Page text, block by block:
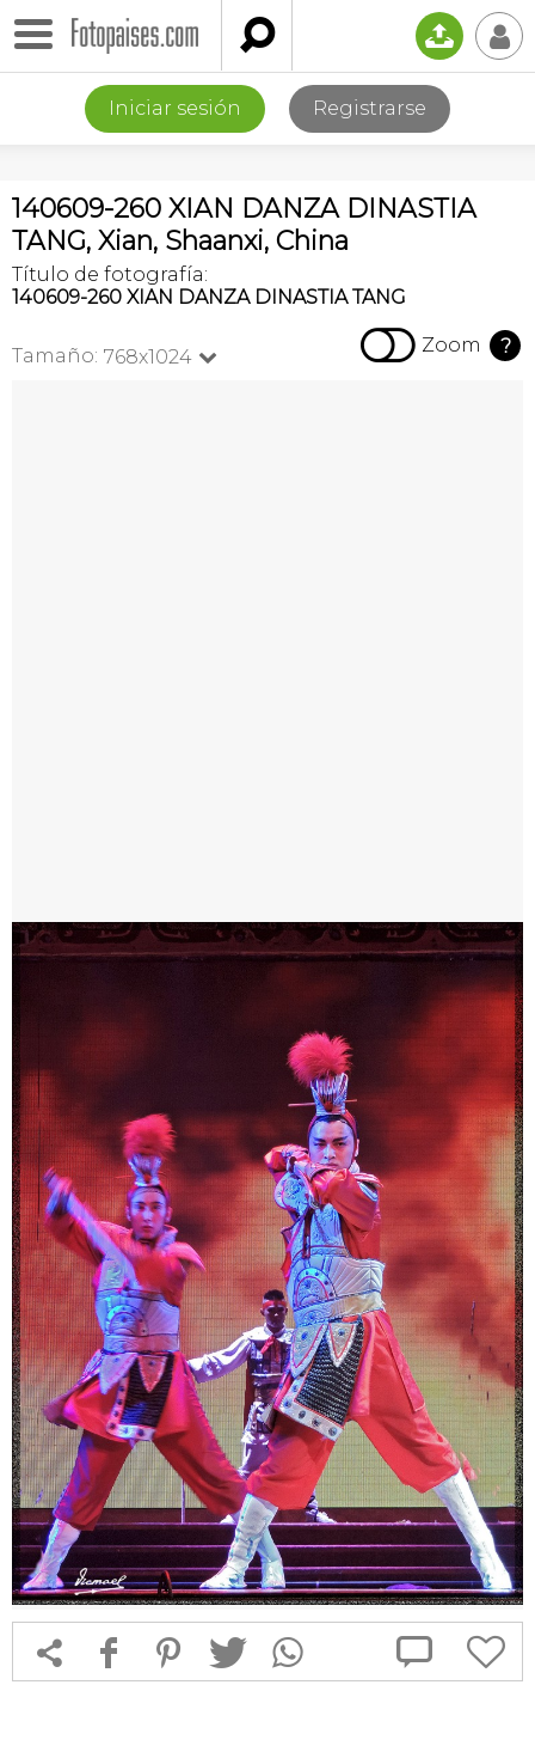
 📤 👤
Iniciar sesión Registrarse
140609-260 XIAN DANZA DINASTIA
TANG, Xian, Shaanxi, China
Título de fotografía:
140609-260 XIAN DANZA DINASTIA TANG
Tamaño: 768x1024   Zoom ?
 f 1 T  